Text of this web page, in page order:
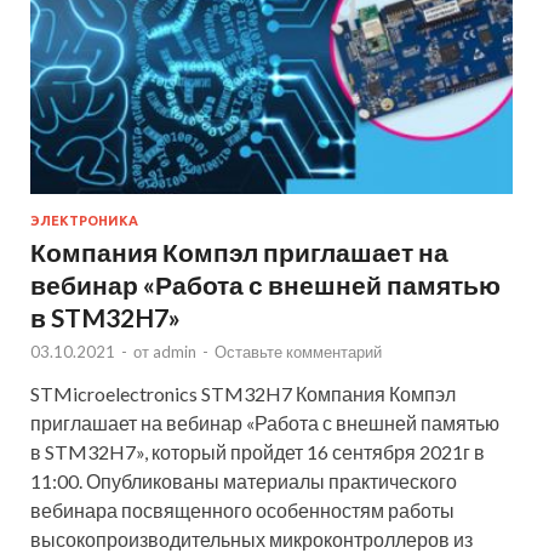
ЭЛЕКТРОНИКА
Компания Компэл приглашает на
вебинар «Работа с внешней памятью
в STM32H7»
03.10.2021 - от admin - Оставьте комментарий
STMicroelectronics STM32H7 Компания Компэл
приглашает на вебинар «Работа с внешней памятью
в STM32H7», который пройдет 16 сентября 2021г в
11:00. Опубликованы материалы практического
вебинара посвященного особенностям работы
высокопроизводительных микроконтроллеров из